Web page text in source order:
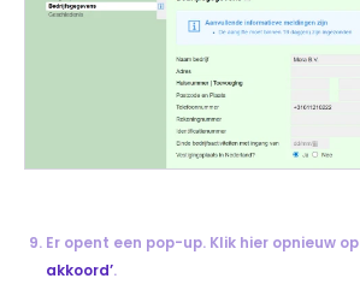
Er opent een pop-up. Klik hier opnieuw op
akkoord’.